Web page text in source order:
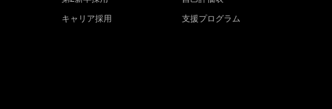
キャリア採用
支援プログラム